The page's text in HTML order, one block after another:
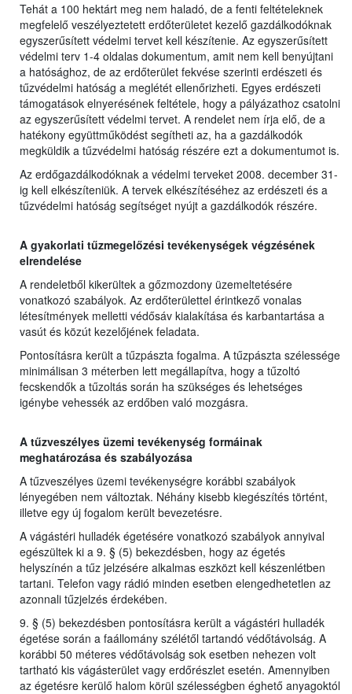
Tehát a 100 hektárt meg nem haladó, de a fenti feltételeknek
megfelelő veszélyeztetett erdőterületet kezelő gazdálkodóknak
egyszerűsített védelmi tervet kell készítenie. Az egyszerűsített
védelmi terv 1-4 oldalas dokumentum, amit nem kell benyújtani
a hatósághoz, de az erdőterület fekvése szerinti erdészeti és
tűzvédelmi hatóság a meglétét ellenőrizheti. Egyes erdészeti
támogatások elnyerésének feltétele, hogy a pályázathoz csatolni
az egyszerűsített védelmi tervet. A rendelet nem írja elő, de a
hatékony együttműködést segítheti az, ha a gazdálkodók
megküldik a tűzvédelmi hatóság részére ezt a dokumentumot is.
Az erdőgazdálkodóknak a védelmi terveket 2008. december 31-
ig kell elkészíteniük. A tervek elkészítéséhez az erdészeti és a
tűzvédelmi hatóság segítséget nyújt a gazdálkodók részére.
A gyakorlati tűzmegelőzési tevékenységek végzésének
elrendelése
A rendeletből kikerültek a gőzmozdony üzemeltetésére
vonatkozó szabályok. Az erdőterülettel érintkező vonalas
létesítmények melletti védősáv kialakítása és karbantartása a
vasút és közút kezelőjének feladata.
Pontosításra került a tűzpászta fogalma. A tűzpászta szélessége
minimálisan 3 méterben lett megállapítva, hogy a tűzoltó
fecskendők a tűzoltás során ha szükséges és lehetséges
igénybe vehessék az erdőben való mozgásra.
A tűzveszélyes üzemi tevékenység formáinak
meghatározása és szabályozása
A tűzveszélyes üzemi tevékenységre korábbi szabályok
lényegében nem változtak. Néhány kisebb kiegészítés történt,
illetve egy új fogalom került bevezetésre.
A vágástéri hulladék égetésére vonatkozó szabályok annyival
egészültek ki a 9. § (5) bekezdésben, hogy az égetés
helyszínén a tűz jelzésére alkalmas eszközt kell készenlétben
tartani. Telefon vagy rádió minden esetben elengedhetetlen az
azonnali tűzjelzés érdekében.
9. § (5) bekezdésben pontosításra került a vágástéri hulladék
égetése során a faállomány szélétől tartandó védőtávolság. A
korábbi 50 méteres védőtávolság sok esetben nehezen volt
tartható kis vágásterület vagy erdőrészlet esetén. Amennyiben
az égetésre kerülő halom körül szélességben éghető anyagoktól